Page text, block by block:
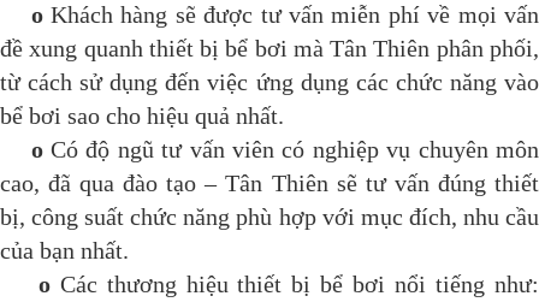
oKhách hàng sẽ được tư vấn miễn phí về mọi vấn
đề xung quanh thiết bị bể bơi mà Tân Thiên phân phối,
từ cách sử dụng đến việc ứng dụng các chức năng vào
bể bơi sao cho hiệu quả nhất.
oCó độ ngũ tư vấn viên có nghiệp vụ chuyên môn
cao, đã qua đào tạo – Tân Thiên sẽ tư vấn đúng thiết
bị, công suất chức năng phù hợp với mục đích, nhu cầu
của bạn nhất.
oCác thương hiệu thiết bị bể bơi nổi tiếng như: